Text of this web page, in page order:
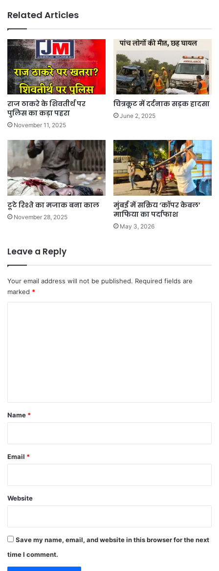
Related Articles
राज ठाकरे के शिवतीर्थ पर
पुलिस का कड़ा पहरा
November 11, 2025
चित्रकूट में दर्दनाक सड़क हादसा
June 2, 2025
टूटे रिश्ते का मजाक बना काल
November 28, 2025
मुंबई में सक्रिय ‘कॉपर केबल’
माफिया का पर्दाफाश
May 3, 2026
Leave a Reply
Your email address will not be published. Required fields are
marked *
*
Name *
Email *
Website
Save my name, email, and website in this browser for the next
time I comment.